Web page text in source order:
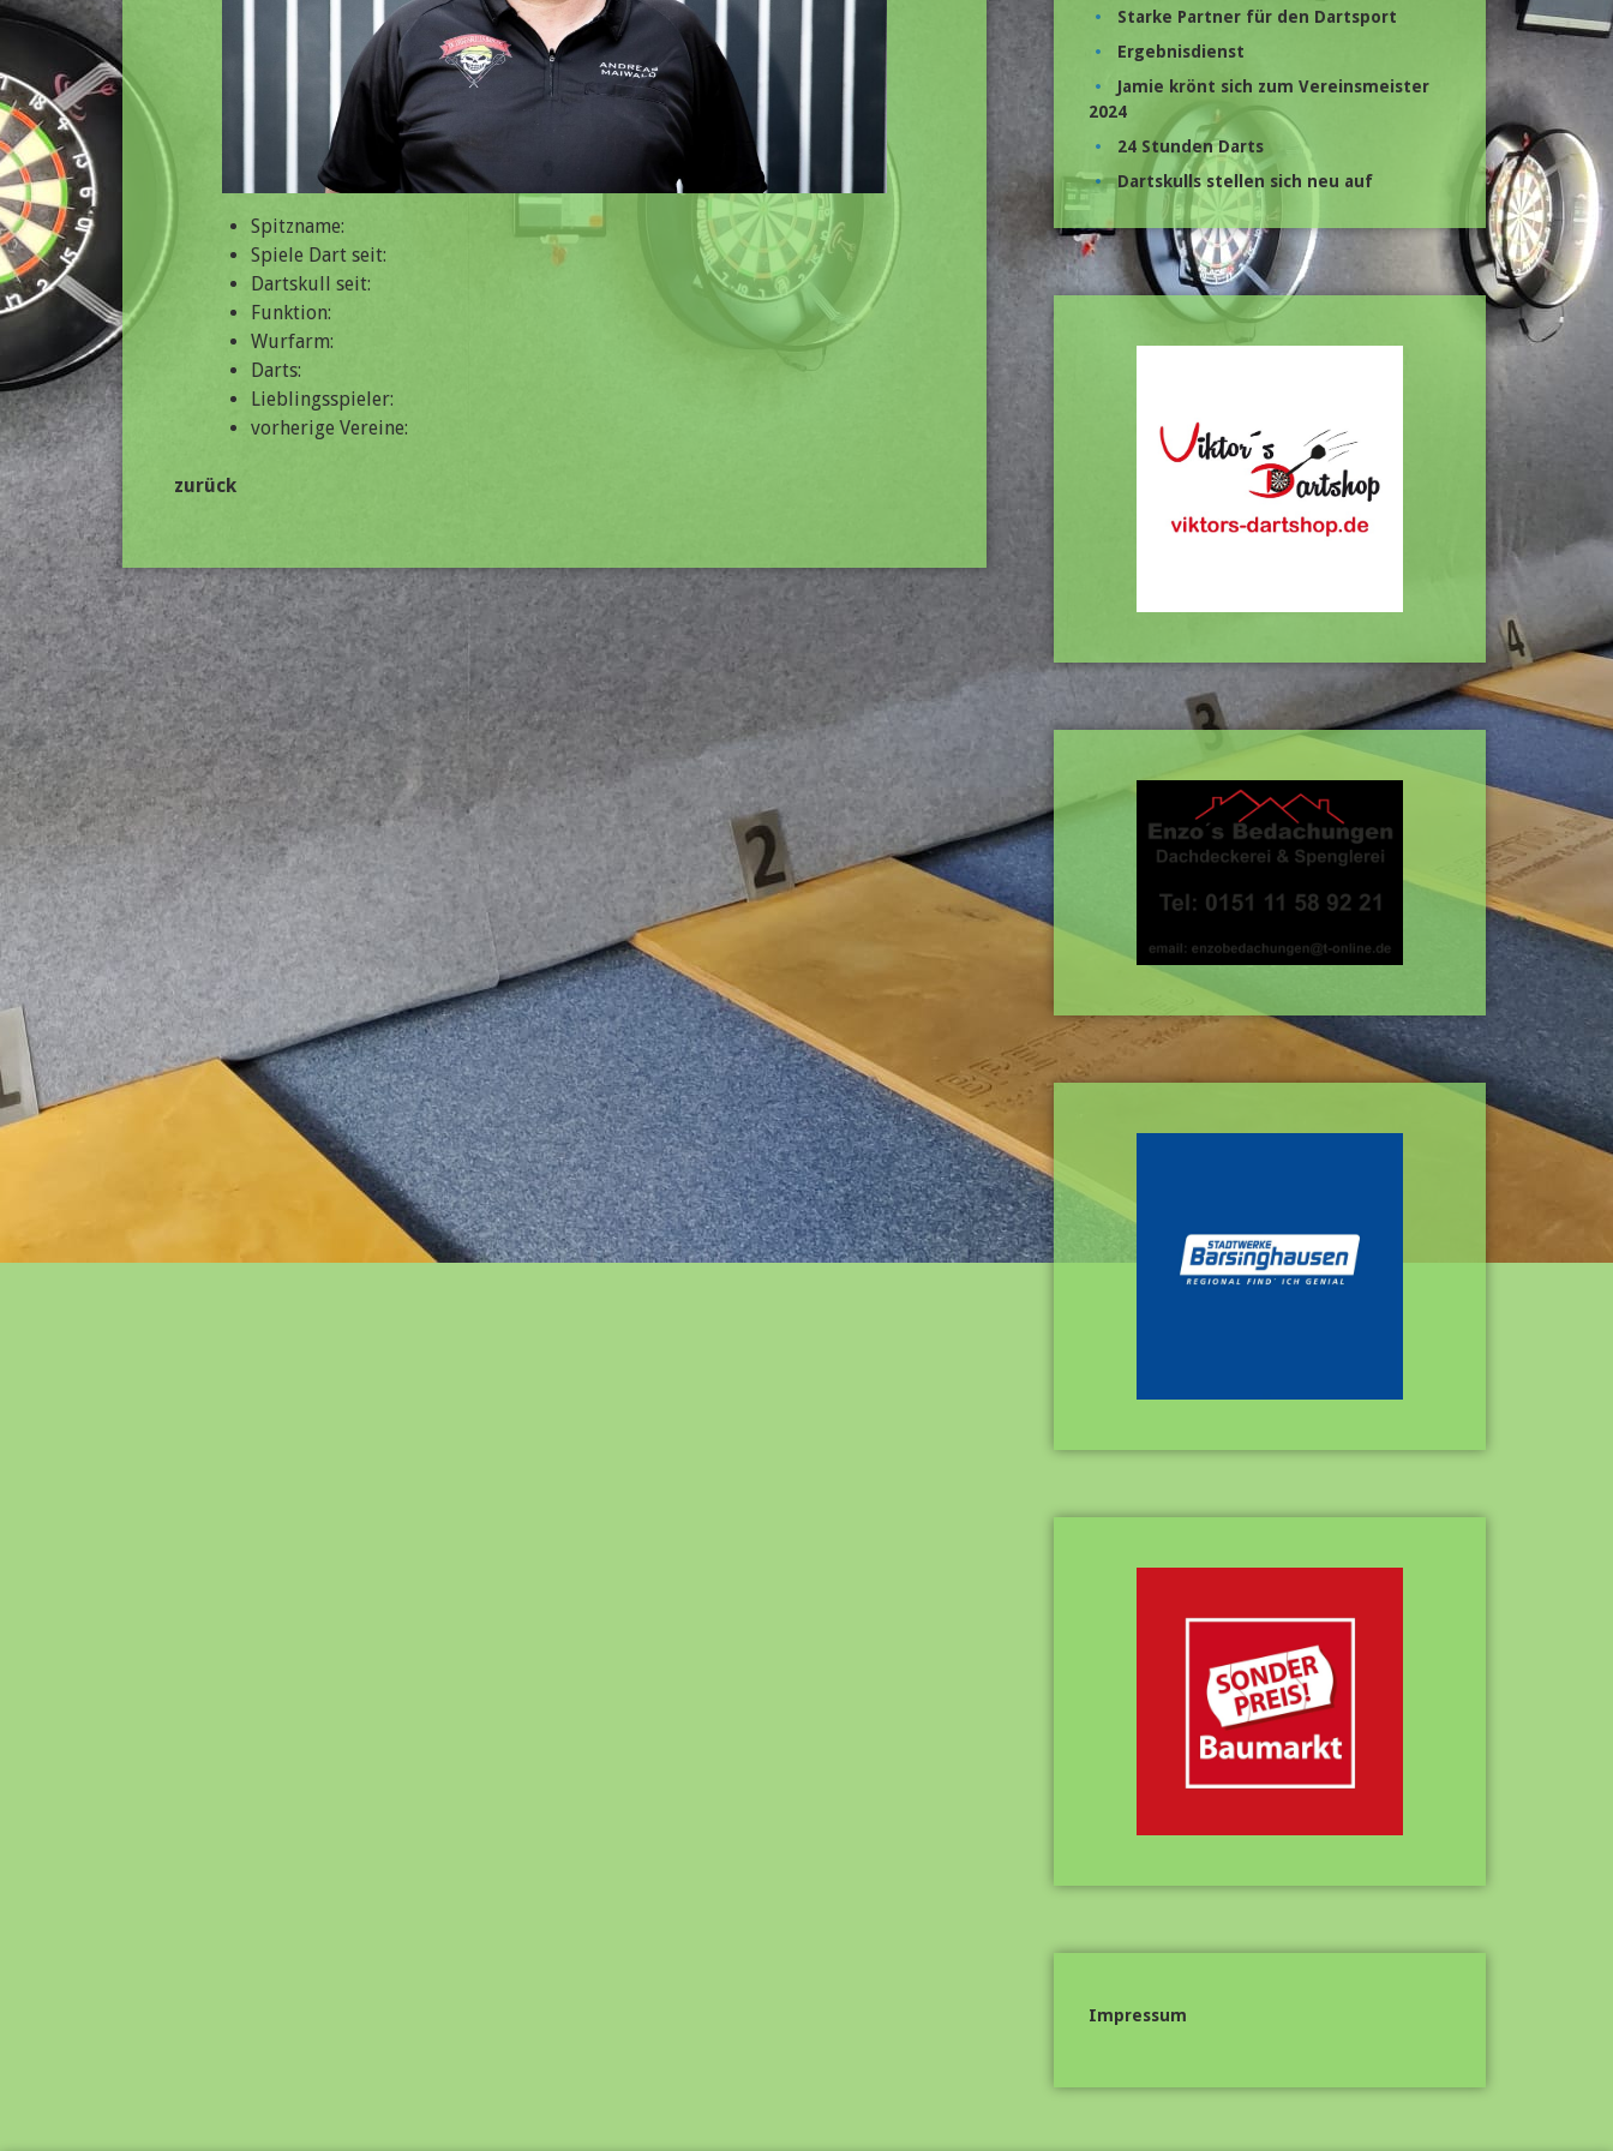
Spitzname:
Spiele Dart seit:
Dartskull seit:
Funktion:
Wurfarm:
Darts:
Lieblingsspieler:
vorherige Vereine:
zurück
Starke Partner für den Dartsport
Ergebnisdienst
Jamie krönt sich zum Vereinsmeister
2024
24 Stunden Darts
Dartskulls stellen sich neu auf
Impressum